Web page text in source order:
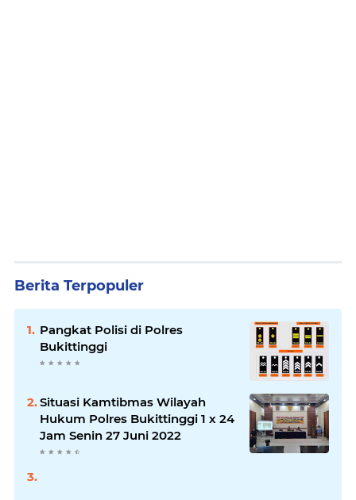
Berita Terpopuler
Pangkat Polisi di Polres
Bukittinggi
Situasi Kamtibmas Wilayah
Hukum Polres Bukittinggi 1 x 24
Jam Senin 27 Juni 2022